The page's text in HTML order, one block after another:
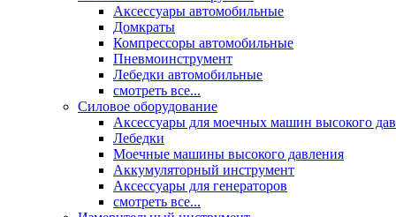
Аксессуары автомобильные
Домкраты
Компрессоры автомобильные
Пневмоинструмент
Лебедки автомобильные
смотреть все...
Силовое оборудование
Аксессуары для моечных машин высокого
Лебедки
Моечные машины высокого давления
Аккумуляторный инструмент
Аксессуары для генераторов
смотреть все...